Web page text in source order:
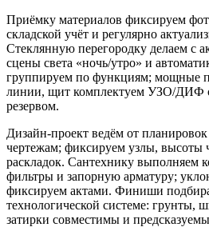
Приёмку материалов фиксируем
складской учёт и регулярно
Стеклянную перегородку делаем с
сцены света «ночь/утро» и
группируем по функциям; мощные
линии, щит комплектуем УЗО/ДИФ
резервом.
Дизайн‑проект ведём от
чертежам; фиксируем узлы, высоты
раскладок. Сантехнику выполняем
фильтры и запорную арматуру;
фиксируем актами. Финиши
технологической системе: грунты,
затирки совместимы и